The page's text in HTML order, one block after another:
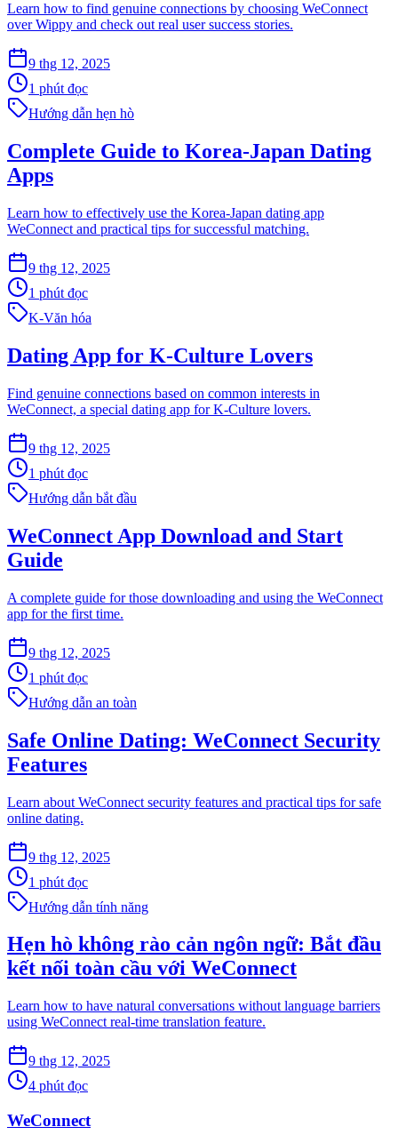
Learn how to find genuine connections by choosing WeConnect
over Wippy and check out real user success stories.
9 thg 12, 2025
1 phút đọc
Hướng dẫn hẹn hò
Complete Guide to Korea-Japan Dating
Apps
Learn how to effectively use the Korea-Japan dating app
WeConnect and practical tips for successful matching.
9 thg 12, 2025
1 phút đọc
K-Văn hóa
Dating App for K-Culture Lovers
Find genuine connections based on common interests in
WeConnect, a special dating app for K-Culture lovers.
9 thg 12, 2025
1 phút đọc
Hướng dẫn bắt đầu
WeConnect App Download and Start
Guide
A complete guide for those downloading and using the WeConnect
app for the first time.
9 thg 12, 2025
1 phút đọc
Hướng dẫn an toàn
Safe Online Dating: WeConnect Security
Features
Learn about WeConnect security features and practical tips for safe
online dating.
9 thg 12, 2025
1 phút đọc
Hướng dẫn tính năng
Hẹn hò không rào cản ngôn ngữ: Bắt đầu
kết nối toàn cầu với WeConnect
Learn how to have natural conversations without language barriers
using WeConnect real-time translation feature.
9 thg 12, 2025
4 phút đọc
WeConnect